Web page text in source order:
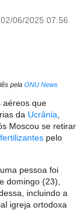
06/2025 07:56
pela ONU News
aéreos que
da Ucrânia,
Moscou se retirar
pelo
pessoa foi
domingo (23),
incluindo a
igreja ortodoxa